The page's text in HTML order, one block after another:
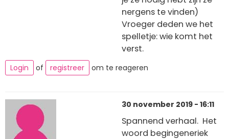
nergens te vinden)
Vroeger deden we het
spelletje: wie komt het
verst.
Login of registreer om te reageren
30 november 2019 - 16:11
Spannend verhaal. Het
woord begingeneriek